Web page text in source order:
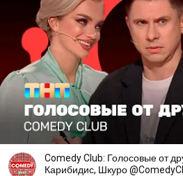
Comedy Club: Голосовые от
Карибидис, Шкуро